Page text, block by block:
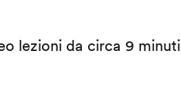
lezioni da circa 9 minuti